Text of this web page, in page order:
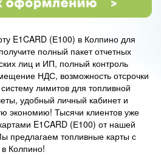
E1CARD (Е100) в Колпино для
полный пакет отчетных
лиц и ИП, полный контроль
НДС, возможность отсрочки
лимитов для топливной
удобный личный кабинет и
экономию! Тысячи клиентов уже
E1CARD (Е100) от нашей
предлагаем топливные карты с
Колпино!